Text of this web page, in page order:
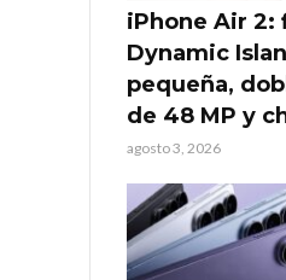
iPhone Air 2:
Dynamic
pequeña,
de 48 MP y
agosto 3, 2026